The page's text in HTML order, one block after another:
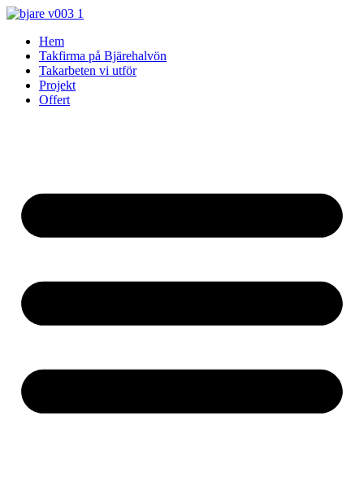
Skip
contentHem
Takfirma på Bjärehalvön
Takarbeten vi utför
Projekt
Offert